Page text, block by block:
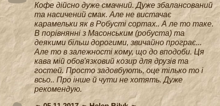
Кофе дійсно дуже смачний. Дуже збалансований
та насичений смак. Але не вистачає
карамельки як в Робусті сортах.. А ле то таке.
В порівнянні з Масонським (робуста) та
деякими більш дорогими, звичайно програє...
Але то в залежності кому, що до вподоби. Ця
кава мій обов'язковий козир для друзів та
гостей. Просто задовбують, оце тілько то і
всьо.. Про інше й чути не хотять. Дуже
рекомендую.